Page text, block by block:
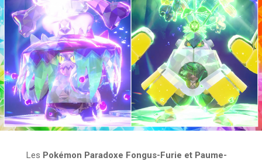
Les Pokémon Paradoxe Fongus-Furie et Paume-